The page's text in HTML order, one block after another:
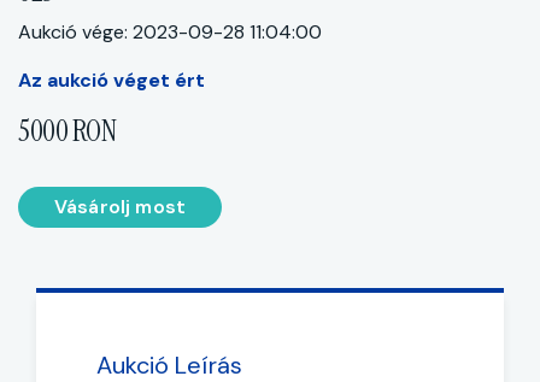
Aukció vége: 2023-09-28 11:04:00
Az aukció véget ért
5000 RON
Vásárolj most
Aukció Leírás